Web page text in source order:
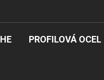
HE PROFILOVÁ OCEL